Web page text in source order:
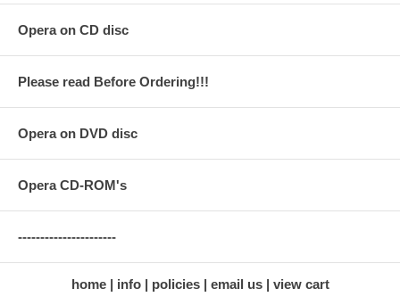
Opera on CD disc
Please read Before Ordering!!!
Opera on DVD disc
Opera CD-ROM's
----------------------
home info policies email us view cart